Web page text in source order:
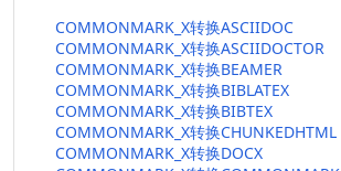
COMMONMARK_X转换ASCIIDOC
COMMONMARK_X转换ASCIIDOCTOR
COMMONMARK_X转换BEAMER
COMMONMARK_X转换BIBLATEX
COMMONMARK_X转换BIBTEX
COMMONMARK_X转换CHUNKEDHTML
COMMONMARK_X转换DOCX